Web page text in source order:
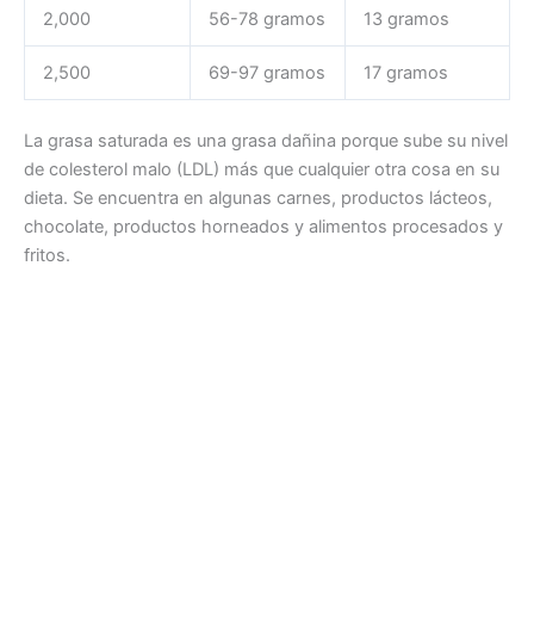
2,000 56-78 gramos 13 gramos
2,500 69-97 gramos 17 gramos
La grasa saturada es una grasa dañina porque sube su nivel
de colesterol malo (LDL) más que cualquier otra cosa en su
dieta. Se encuentra en algunas carnes, productos lácteos,
chocolate, productos horneados y alimentos procesados y
fritos.